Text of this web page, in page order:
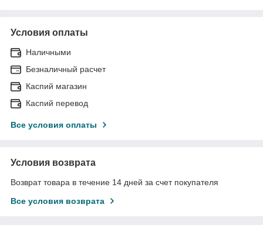
Условия оплаты
Наличными
Безналичный расчет
Каспий магазин
Каспий перевод
Все условия оплаты
Условия возврата
Возврат товара в течение 14 дней за счет покупателя
Все условия возврата